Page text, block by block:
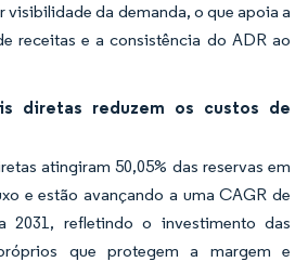
visibilidade da demanda, o que apoia a
receitas e a consistência do ADR ao
diretas reduzem os custos de
atingiram 50,05% das reservas em
e estão avançando a uma CAGR de
2031, refletindo o investimento das
que protegem a margem e